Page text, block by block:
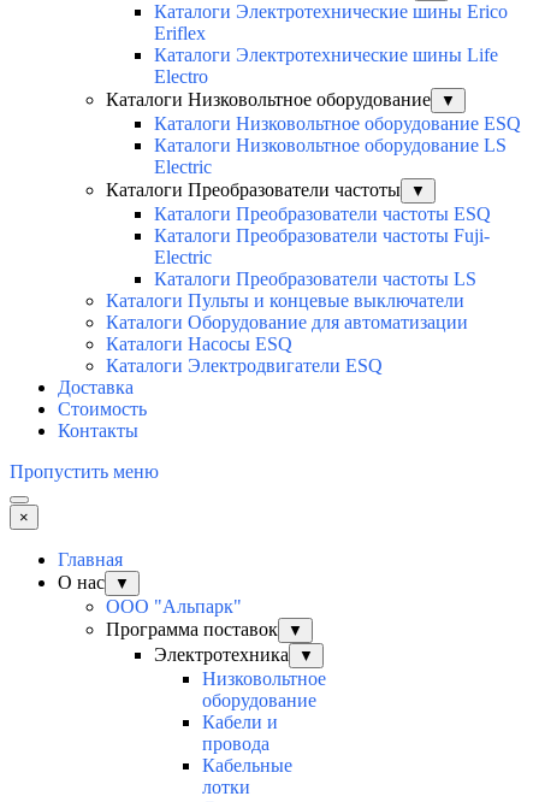
Каталоги Электротехнические шины Erico
Eriflex
Каталоги Электротехнические шины Life
Electro
Каталоги Низковольтное оборудование
▼
Каталоги Низковольтное оборудование ESQ
Каталоги Низковольтное оборудование LS
Electric
Каталоги Преобразователи частоты
▼
Каталоги Преобразователи частоты ESQ
Каталоги Преобразователи частоты Fuji-
Electric
Каталоги Преобразователи частоты LS
Каталоги Пульты и концевые выключатели
Каталоги Оборудование для автоматизации
Каталоги Насосы ESQ
Каталоги Электродвигатели ESQ
Доставка
Стоимость
Контакты
Пропустить меню
×
Главная
О нас
▼
ООО "Альпарк"
Программа поставок
▼
Электротехника ▼
Низковольтное
оборудование
Кабели и
провода
Кабельные
лотки